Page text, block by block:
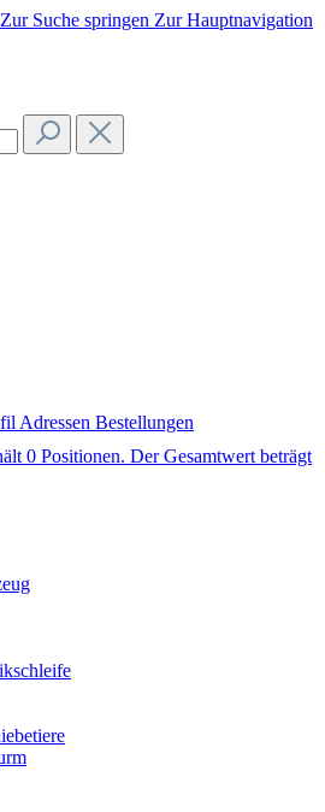
Zur Suche springen Zur Hauptnavigation
Adressen Bestellungen
0 Positionen. Der Gesamtwert beträgt